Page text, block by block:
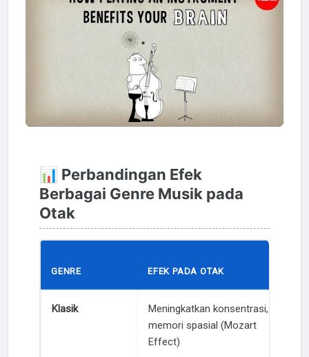
📊 Perbandingan Efek
Berbagai Genre Musik pada
Otak
GENRE EFEK PADA OTAK
Klasik
Meningkatkan konsentrasi,
memori spasial (Mozart
Effect)